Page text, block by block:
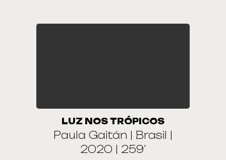
LUZ NOS TRÓPICOS
Paula Gaitán | Brasil |
2020 | 259'